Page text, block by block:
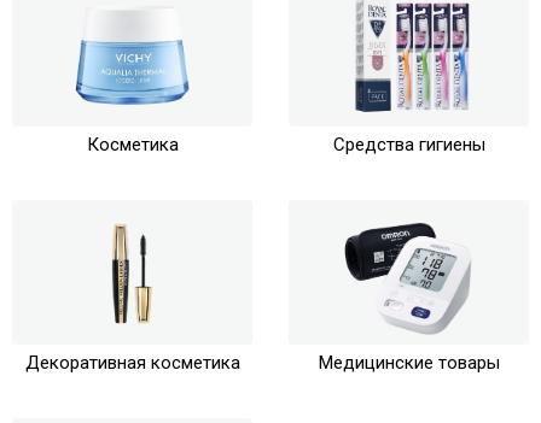
Косметика Средства гигиены
Декоративная косметика Медицинские товары